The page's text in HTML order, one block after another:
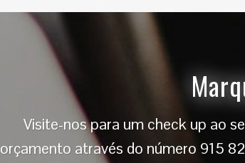
Visite-nos para um check up ao
orçamento através do número 915